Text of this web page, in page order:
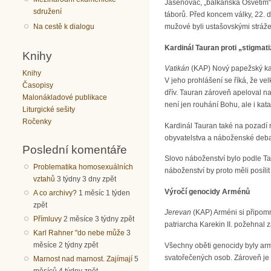
sdružení
Na cestě k dialogu
Knihy
Knihy
Časopisy
Malonákladové publikace
Liturgické sešity
Ročenky
Poslední komentáře
Problematika homosexuálních
vztahů 3 týdny 3 dny zpět
A co archivy? 1 měsíc 1 týden
zpět
Přímluvy 2 měsíce 3 týdny zpět
Karl Rahner "do nebe může 3
měsíce 2 týdny zpět
Marnost nad marnost. Zajímají 5
Jasenovac, „balkánská
táborů. Před koncem války, 22.
mužové byli ustašovskými
Kardinál Tauran proti
Vatikán (KAP) Nový papežský
V jeho prohlášení se říká, že
dřív. Tauran zároveň apeloval
není jen rouhání Bohu, ale i
Kardinál Tauran také na pozadí
obyvatelstva a náboženské
Slovo náboženství bylo podle
náboženství by proto měli
Výročí genocidy Arménů
Jerevan (KAP) Arméni si
patriarcha Karekin II. požehnal
Všechny oběti genocidy byly
svatořečených osob. Zároveň